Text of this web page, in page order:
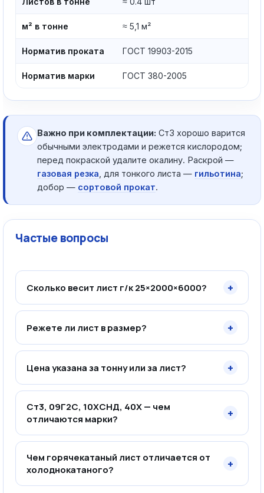
м² в тонне ≈ 5,1 м²
Норматив проката ГОСТ 19903-2015
Норматив марки ГОСТ 380-2005
Важно при комплектации: Ст3 хорошо варится
обычными электродами и режется кислородом;
перед покраской удалите окалину. Раскрой —
газовая резка , для тонкого листа — гильотина;
добор — сортовой прокат.
Частые вопросы
Сколько весит лист г/к 25×2000×6000? +
Режете ли лист в размер? +
Цена указана за тонну или за лист? +
Ст3, 09Г2С, 10ХСНД, 40Х — чем
отличаются марки?
+
Чем горячекатаный лист отличается от
холоднокатаного?
+